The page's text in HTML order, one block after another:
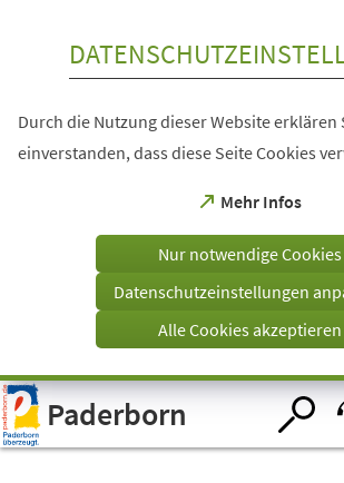
Visuelle
Assistenzsoftware
öffnen.
Durch die Nutzung dieser Website erklären
einverstanden, dass diese Seite Cookies
Mehr Infos
(Öffnet
einem
Tab)
Nur notwendige Cookies
Datenschutzeinstellungen
Alle Cookies akzeptieren
Paderborn